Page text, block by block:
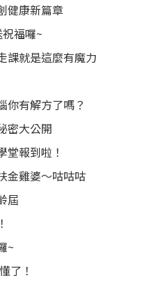
健康新篇章
福囉~
課就是這麼有魔力
你有解方了嗎？
密大公開
堂報到啦！
金雞婆～咕咕咕
屆
~
了！